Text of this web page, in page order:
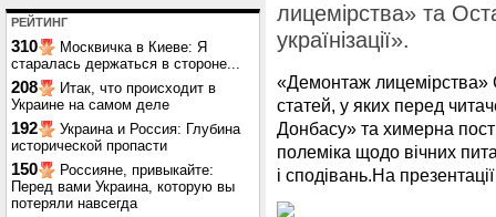
РЕЙТИНГ
310
Москвичка в Киеве: Я
старалась держаться в стороне...
208
Итак, что происходит в
Украине на самом деле
192
Украина и Россия: Глубина
исторической пропасти
150
Россияне, привыкайте:
Перед вами Украина, которую вы
потеряли навсегда
лицемірства» та
українізації».
«Демонтаж лицемірства»
статей, у яких перед
Донбасу» та химерна
полеміка щодо вічних
і сподівань.На